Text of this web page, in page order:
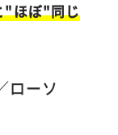
"ほぼ"同じ
ローソ